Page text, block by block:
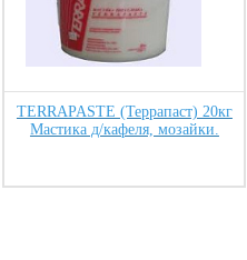
TERRAPASTE (Террапаст) 20кг
Мастика д/кафеля, мозайки.